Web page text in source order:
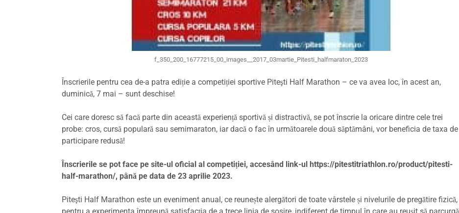
f_350_200_16777215_00_images__2017_03martie_Pitesti_halfmaraton_2023
Înscrierile pentru cea de-a patra ediție a competiției sportive Piteşti Half Marathon – ce va avea loc, în acest an,
duminică, 7 mai – sunt deschise!
Cei care doresc să facă parte din această experiență sportivă și distractivă, se pot înscrie la oricare dintre cele trei
probe: cros, cursă populară sau semimaraton, iar dacă o fac în următoarele două săptămâni, vor beneficia de taxa de
participare redusă!
Înscrierile se pot face pe site-ul oficial al competiției, accesând link-ul https://pitestitriathlon.ro/product/pitesti-
half-marathon/, până pe data de 23 aprilie 2023.
Piteşti Half Marathon este un eveniment anual, ce reunește alergători de toate vârstele și nivelurile de pregătire fizică,
pentru a experimenta împreună satisfacția de a trece linia de sosire, indiferent de timpul în care au reușit să parcurgă